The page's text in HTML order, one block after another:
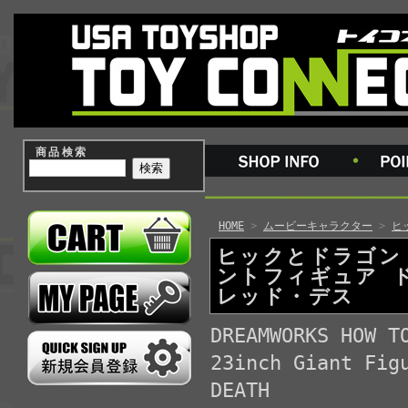
商品検索
HOME > ムービーキャラクター > ヒ
ヒックとドラゴ
ントフィギュア
レッド・デス
DREAMWORKS
23inch Giant Figure
DEATH